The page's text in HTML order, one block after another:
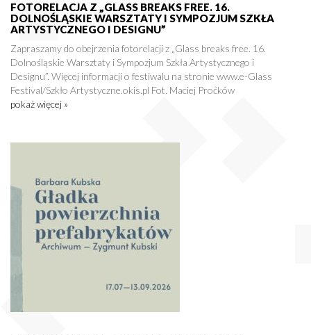
FOTORELACJA Z „GLASS BREAKS FREE. 16.
DOLNOŚLĄSKIE WARSZTATY I SYMPOZJUM SZKŁA
ARTYSTYCZNEGO I DESIGNU”
Zapraszamy do obejrzenia fotorelacji z „Glass breaks free. 16.
Dolnośląskie Warsztaty i Sympozjum Szkła Artystycznego i
Designu”. Więcej informacji o festiwalu na stronie www.e-Glass
Festival/Szkło Artystyczne.okis.pl Fot. Maciej Proćków
pokaż więcej »